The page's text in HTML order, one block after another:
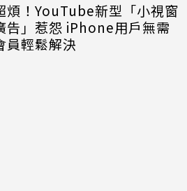
煩！YouTube新型「小視窗
告」惹怨 iPhone用戶無需
員輕鬆解決